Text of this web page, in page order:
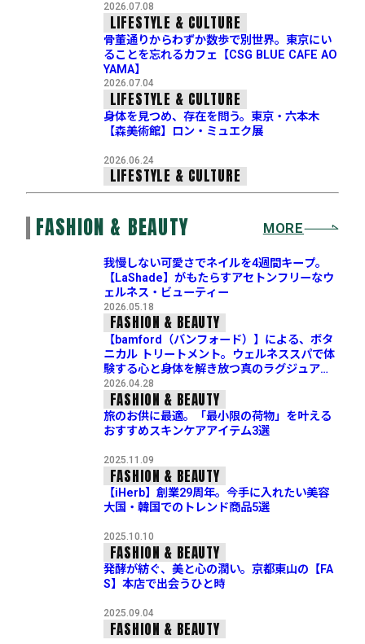
2026.07.08
LIFESTYLE & CULTURE
骨董通りからわずか数歩で別世界。東京にい
ることを忘れるカフェ【CSG BLUE CAFE AO
YAMA】
2026.07.04
LIFESTYLE & CULTURE
身体を見つめ、存在を問う。東京・六本木
【森美術館】ロン・ミュエク展
2026.06.24
LIFESTYLE & CULTURE
FASHION & BEAUTY MORE
我慢しない可愛さでネイルを4週間キープ。
【LaShade】がもたらすアセトンフリーなウ
ェルネス・ビューティー
2026.05.18
FASHION & BEAUTY
【bamford（バンフォード）】による、ボタ
ニカル トリートメント。ウェルネススパで体
験する心と身体を解き放つ真のラグジュアリ
ー
2026.04.28
FASHION & BEAUTY
旅のお供に最適。「最小限の荷物」を叶える
おすすめスキンケアアイテム3選
2025.11.09
FASHION & BEAUTY
【iHerb】創業29周年。今手に入れたい美容
大国・韓国でのトレンド商品5選
2025.10.10
FASHION & BEAUTY
発酵が紡ぐ、美と心の潤い。京都東山の【FA
S】本店で出会うひと時
2025.09.04
FASHION & BEAUTY